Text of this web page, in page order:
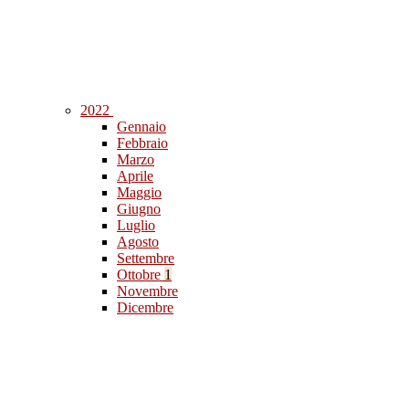
2022
Gennaio
Febbraio
Marzo
Aprile
Maggio
Giugno
Luglio
Agosto
Settembre
Ottobre 1
Novembre
Dicembre